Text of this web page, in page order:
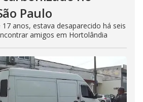
Paulo
anos, estava desaparecido há seis
amigos em Hortolândia